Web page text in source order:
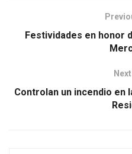
Festividades en honor
Controlan un incendio en